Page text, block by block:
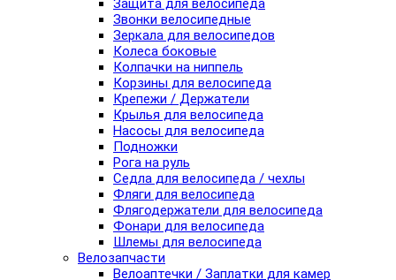
Защита для велосипеда
Звонки велосипедные
Зеркала для велосипедов
Колеса боковые
Колпачки на ниппель
Корзины для велосипеда
Крепежи / Держатели
Крылья для велосипеда
Насосы для велосипеда
Подножки
Рога на руль
Седла для велосипеда / чехлы
Фляги для велосипеда
Флягодержатели для велосипеда
Фонари для велосипеда
Шлемы для велосипеда
Велозапчасти
Велоаптечки / Заплатки для камер